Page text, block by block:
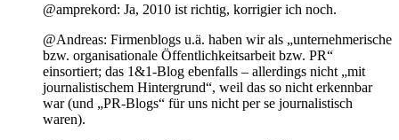
@amprekord: Ja, 2010 ist richtig, korrigier ich noch.
@Andreas: Firmenblogs u.ä. haben wir als „unternehmerische
bzw. organisationale Öffentlichkeitsarbeit bzw. PR“
einsortiert; das 1&1-Blog ebenfalls – allerdings nicht „mit
journalistischem Hintergrund“, weil das so nicht erkennbar
war (und „PR-Blogs“ für uns nicht per se journalistisch
waren).